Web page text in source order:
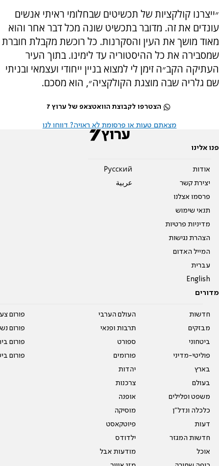
״ייצרנו קולקציות של תכשיטים שבחלומי ראיתי אנשים
עונדים את זה. מדובר בתכשיט שונה מכל דבר אחר והוא
מאוד מושך את העין והסקרנות. כל רוכשת מקבלת חוברת
שמסבירה את כל ההיסטוריה עד לימינו. בתוך העיר
העתיקה הקב״ה זימן לי למצוא בניין ייחודי ועצמאי ובניתי
שם גלריה שבה מוצגת הקולקציה״, הוא מסכם.
הצטרפו לקבוצת הוואטצאפ של ערוץ 7
מצאתם טעות או פרסומת לא ראויה? דווחו לנו
פנו אלינו
אודות
יצירת קשר
פרסמו אצלנו
תנאי שימוש
מדיניות פרטיות
הצהרת נגישות
המייל האדום
עברית
English
Pусский
عربية
מדורים
חדשות
מבזקים
ביטחוני
פוליטי-מדיני
בארץ
בעולם
משפט ופלילים
כלכלה ונדל"ן
דעות
חדשות המגזר
אוכל
העולם הערבי
תרבות ופנאי
ספורט
פורומים
יהדות
צרכנות
אופנה
מוסיקה
פיוטקאסט
ילדודס
מודעות אבל
פורום
פורום
פורום
פורום